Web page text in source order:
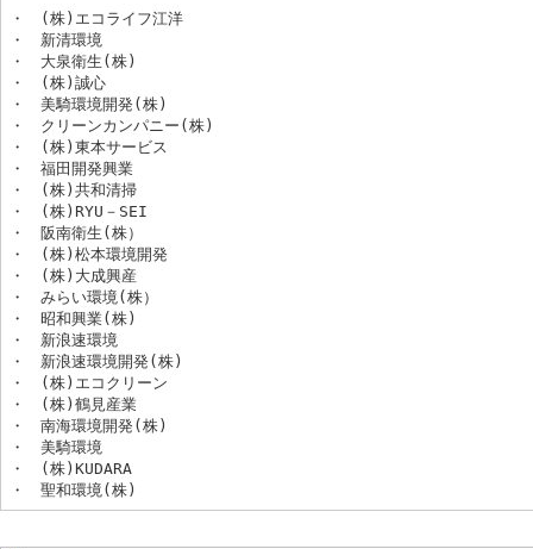
・　(株)エコライフ江洋
・　新清環境
・　大泉衛生(株)
・　(株)誠心
・　美騎環境開発(株)
・　クリーンカンパニー(株)
・　(株)東本サービス
・　福田開発興業
・　(株)共和清掃
・　(株)RYU－SEI
・　阪南衛生(株）
・　(株)松本環境開発
・　(株)大成興産
・　みらい環境(株）
・　昭和興業(株)
・　新浪速環境
・　新浪速環境開発(株)
・　(株)エコクリーン
・　(株)鶴見産業
・　南海環境開発(株)
・　美騎環境
・　(株)KUDARA
・　聖和環境(株)